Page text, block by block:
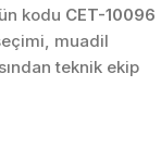
kodu CET-10096
muadil
teknik ekip